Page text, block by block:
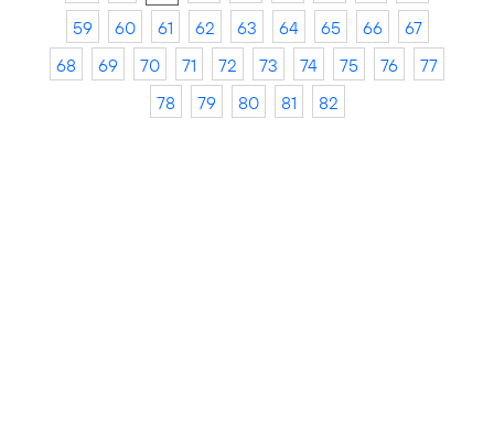
59
60 61 62 63 64 65 66
67
68
69 70 71 72 73 74 75 76
77
78
79 80 81 82